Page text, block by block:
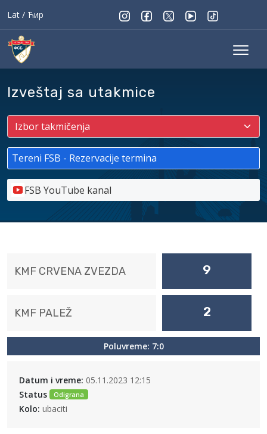
Lat / Ћир
Izveštaj sa utakmice
Tereni FSB - Rezervacije termina
FSB YouTube kanal
KMF CRVENA ZVEZDA 9
KMF PALEŽ 2
Poluvreme: 7:0
Datum i vreme: 05.11.2023 12:15
Status
Odigrana
Kolo: ubaciti